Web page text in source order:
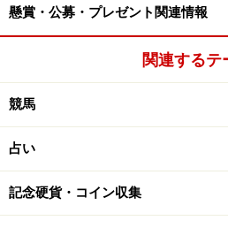
懸賞・公募・プレゼント関連情報
関連するテ
競馬
占い
記念硬貨・コイン収集